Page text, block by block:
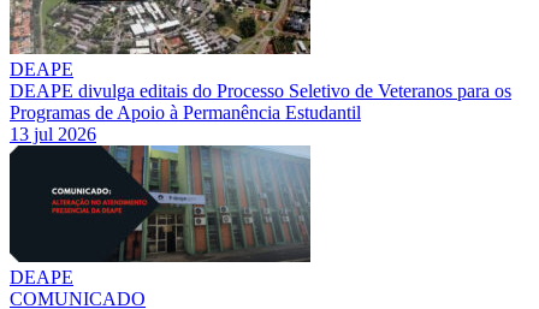
DEAPE
DEAPE divulga editais do Processo Seletivo de Veteranos para os
Programas de Apoio à Permanência Estudantil
13 jul 2026
DEAPE
COMUNICADO